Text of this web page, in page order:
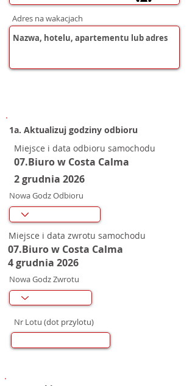
Adres na wakacjach
1a. Aktualizuj godziny odbioru
Miejsce i data odbioru samochodu
07.Biuro w Costa Calma
2 grudnia 2026
Nowa Godz Odbioru
Miejsce i data zwrotu samochodu
07.Biuro w Costa Calma
4 grudnia 2026
Nowa Godz Zwrotu
Nr Lotu (dot przylotu)